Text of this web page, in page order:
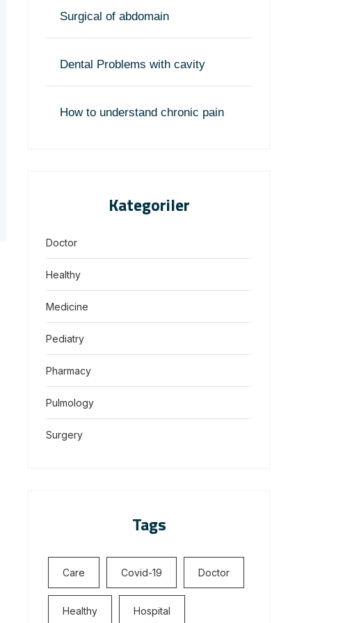
Surgical of abdomain
Dental Problems with cavity
How to understand chronic pain
Kategoriler
Doctor
Healthy
Medicine
Pediatry
Pharmacy
Pulmology
Surgery
Tags
Care Covid-19 Doctor
Healthy Hospital